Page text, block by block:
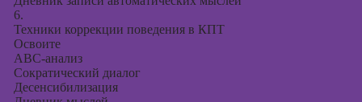
6.
Техники коррекции поведения в КПТ
Освоите
АВС-анализ
Сократический диалог
Десенсибилизация